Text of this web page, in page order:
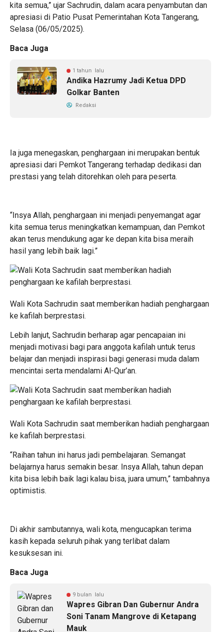
kita semua,” ujar Sachrudin, dalam acara penyambutan dan
apresiasi di Patio Pusat Pemerintahan Kota Tangerang,
Selasa (06/05/2025).
Baca Juga
1 tahun lalu
Andika Hazrumy Jadi Ketua DPD
Golkar Banten
Redaksi
Ia juga menegaskan, penghargaan ini merupakan bentuk
apresiasi dari Pemkot Tangerang terhadap dedikasi dan
prestasi yang telah ditorehkan oleh para peserta.
“Insya Allah, penghargaan ini menjadi penyemangat agar
kita semua terus meningkatkan kemampuan, dan Pemkot
akan terus mendukung agar ke depan kita bisa meraih
hasil yang lebih baik lagi.”
Wali Kota Sachrudin saat memberikan hadiah penghargaan
ke kafilah berprestasi.
Lebih lanjut, Sachrudin berharap agar pencapaian ini
menjadi motivasi bagi para anggota kafilah untuk terus
belajar dan menjadi inspirasi bagi generasi muda dalam
mencintai serta mendalami Al-Qur’an.
Wali Kota Sachrudin saat memberikan hadiah penghargaan
ke kafilah berprestasi.
“Raihan tahun ini harus jadi pembelajaran. Semangat
belajarnya harus semakin besar. Insya Allah, tahun depan
kita bisa lebih baik lagi kalau bisa, juara umum,” tambahnya
optimistis.
Di akhir sambutannya, wali kota, mengucapkan terima
kasih kepada seluruh pihak yang terlibat dalam
kesuksesan ini.
Baca Juga
9 bulan lalu
Wapres Gibran Dan Gubernur Andra
Soni Tanam Mangrove di Ketapang
Mauk